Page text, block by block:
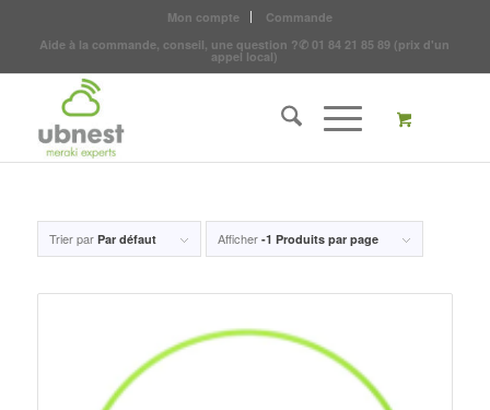
Mon compte
Commande
Aide à la commande, conseil, une question ?✆ 01 84 21 85 89 (prix d'un
appel local)
Trier par Par défaut Afficher -1 Produits par page